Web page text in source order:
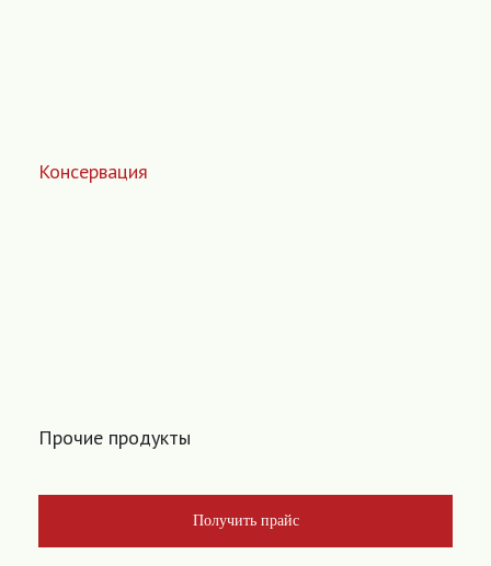
Консервация
Прочие продукты
Получить прайс